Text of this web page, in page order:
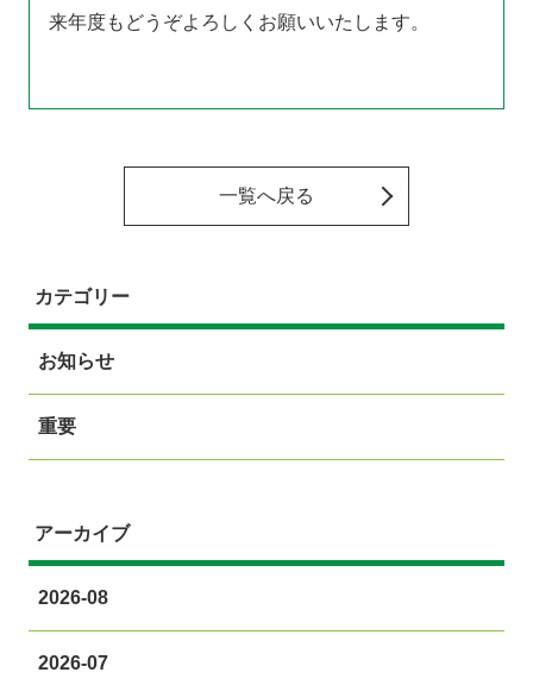
来年度もどうぞよろしくお願いいたします。
一覧へ戻る
カテゴリー
お知らせ
重要
アーカイブ
2026-08
2026-07